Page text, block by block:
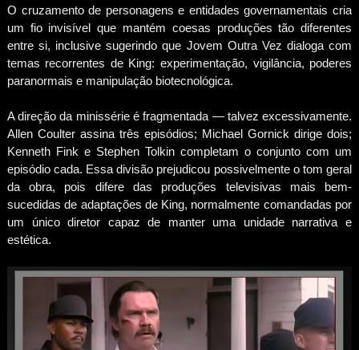
O cruzamento de personagens e entidades governamentais cria
um fio invisível que mantém coesas produções tão diferentes
entre si, inclusive sugerindo que Jovem Outra Vez dialoga com
temas recorrentes de King: experimentação, vigilância, poderes
paranormais e manipulação biotecnológica.
A direção da minissérie é fragmentada — talvez excessivamente.
Allen Coulter assina três episódios; Michael Gornick dirige dois;
Kenneth Fink e Stephen Tolkin completam o conjunto com um
episódio cada. Essa divisão prejudicou possivelmente o tom geral
da obra, pois difere das produções televisivas mais bem-
sucedidas de adaptações de King, normalmente comandadas por
um único diretor capaz de manter uma unidade narrativa e
estética.